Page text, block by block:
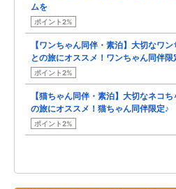
ムを
ポイント2%
【ワンちゃん同伴・素泊】大切なワン
との旅にオススメ！ワンちゃん同伴限
ポイント2%
【猫ちゃん同伴・素泊】大切なネコち
の旅にオススメ！猫ちゃん同伴限定♪
ポイント2%